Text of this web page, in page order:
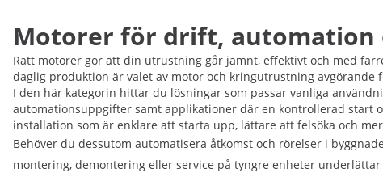
Motorer för drift, automation
Rätt motorer gör att din utrustning går jämnt, effektivt och med
daglig produktion är valet av motor och kringutrustning avgörande
I den här kategorin hittar du lösningar som passar vanliga
automationsuppgifter samt applikationer där en kontrollerad start
installation som är enklare att starta upp, lättare att felsöka och
Behöver du dessutom automatisera åtkomst och rörelser i
montering, demontering eller service på tyngre enheter underlättar